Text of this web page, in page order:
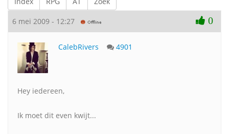
6 mei 2009 - 12:27 0
CalebRivers 4901
Hey iedereen,
Ik moet dit even kwijt...